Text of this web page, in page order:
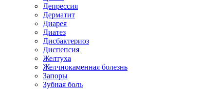
Депрессия
Дерматит
Диарея
Диатез
Дисбактериоз
Диспепсия
Желтуха
Желчнокаменная болезнь
Запоры
Зубная боль